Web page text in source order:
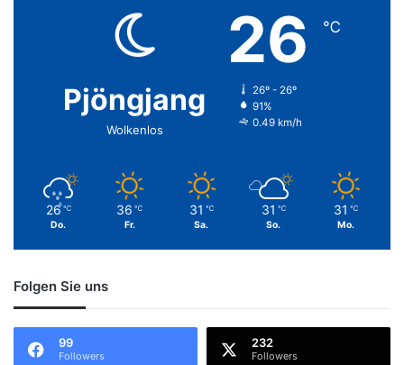
Pjöngjang
Wolkenlos
26 ℃
26º - 26º
91%
0.49 km/h
26 ℃
Do.
36 ℃
Fr.
31 ℃
Sa.
31 ℃
So.
31 ℃
Mo.
Folgen Sie uns
99
Followers
232
Followers